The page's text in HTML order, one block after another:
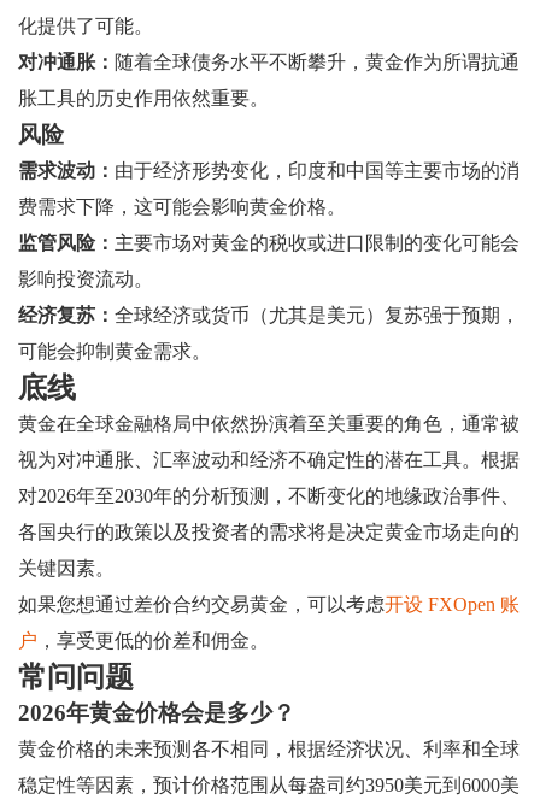
化提供了可能。
对冲通胀： 随着全球债务水平不断攀升，黄金作为所谓抗通
胀工具的历史作用依然重要。
风险
需求波动： 由于经济形势变化，印度和中国等主要市场的消
费需求下降，这可能会影响黄金价格。
监管风险： 主要市场对黄金的税收或进口限制的变化可能会
影响投资流动。
经济复苏： 全球经济或货币（尤其是美元）复苏强于预期，
可能会抑制黄金需求。
底线
黄金在全球金融格局中依然扮演着至关重要的角色，通常被
视为对冲通胀、汇率波动和经济不确定性的潜在工具。根据
对2026年至2030年的分析预测，不断变化的地缘政治事件、
各国央行的政策以及投资者的需求将是决定黄金市场走向的
关键因素。
如果您想通过差价合约交易黄金，可以考虑开设 FXOpen 账
户 ，享受更低的价差和佣金。
常问问题
2026年黄金价格会是多少？
黄金价格的未来预测各不相同，根据经济状况、利率和全球
稳定性等因素，预计价格范围从每盎司约3950美元到6000美